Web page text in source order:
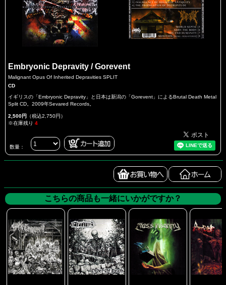
Embryonic Depravity / Gorevent
Malignant Opus Of Inherited Depravities SPLIT
CD
イギリスの「Embryonic Depravity」と日本は新潟の「Gorevent」によるBrutal Death Metal
Split CD。2009年Sevared Records。
2,500円 （税込2,750円）
※在庫残り 4
数量：
こちらの商品も一緒にいかがですか？